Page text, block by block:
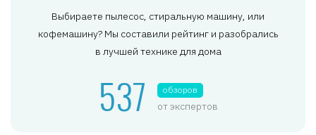
Выбираете пылесос, стиральную машину, или
кофемашину? Мы составили рейтинг и разобрались
в лучшей технике для дома
537 обзоров
от экспертов